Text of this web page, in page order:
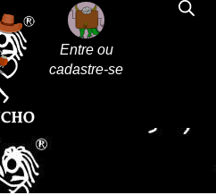
Entre ou
cadastre-se